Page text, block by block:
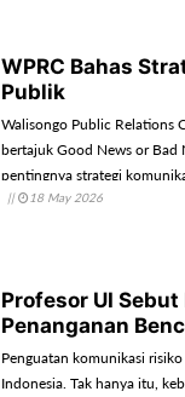
WPRC Bahas
Publik
Walisongo Public Relations
bertajuk Good News or Bad
pentingnya strategi
digital yang serba cepat.
|| 18 May 2026
Profesor UI
Penanganan
Penguatan komunikasi
Indonesia. Tak hanya itu,